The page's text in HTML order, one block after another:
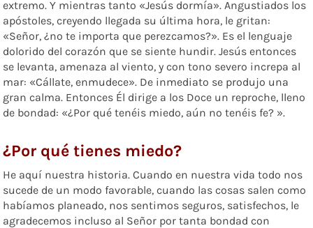
extremo. Y mientras tanto «Jesús dormía». Angustiados los
apóstoles, creyendo llegada su última hora, le gritan:
«Señor, ¿no te importa que perezcamos?». Es el lenguaje
dolorido del corazón que se siente hundir. Jesús entonces
se levanta, amenaza al viento, y con tono severo increpa al
mar: «Cállate, enmudece». De inmediato se produjo una
gran calma. Entonces Él dirige a los Doce un reproche, lleno
de bondad: «¿Por qué tenéis miedo, aún no tenéis fe? ».
¿Por qué tienes miedo?
He aquí nuestra historia. Cuando en nuestra vida todo nos
sucede de un modo favorable, cuando las cosas salen como
habíamos planeado, nos sentimos seguros, satisfechos, le
agradecemos incluso al Señor por tanta bondad con